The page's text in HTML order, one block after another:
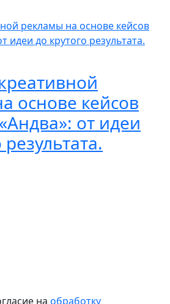
основе кейсов
от идеи
на обработку